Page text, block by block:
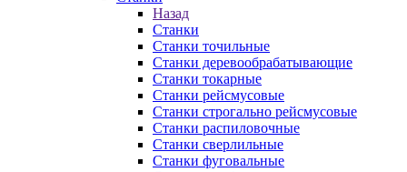
Назад
Станки
Станки точильные
Станки деревообрабатывающие
Станки токарные
Станки рейсмусовые
Станки строгально рейсмусовые
Станки распиловочные
Станки сверлильные
Станки фуговальные